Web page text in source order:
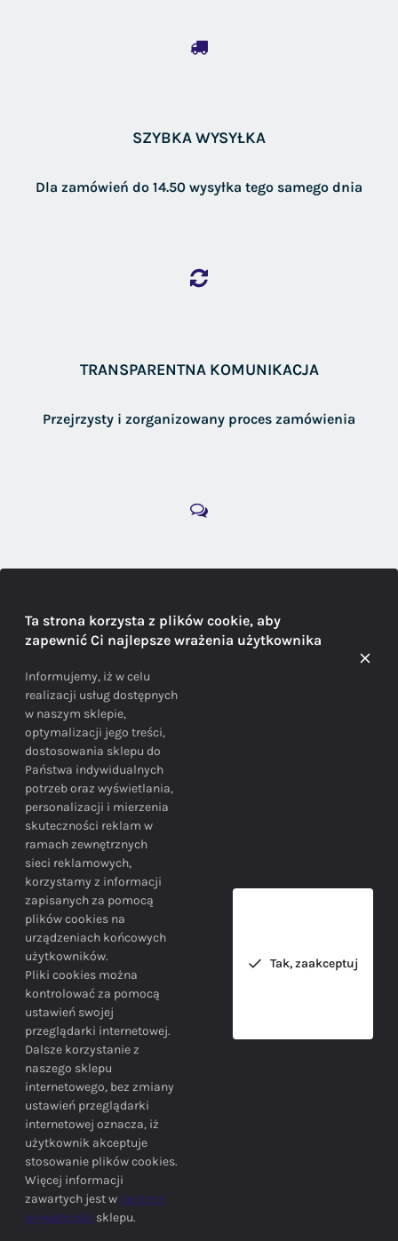
SZYBKA WYSYŁKA
Dla zamówień do 14.50 wysyłka tego samego dnia
TRANSPARENTNA KOMUNIKACJA
Przejrzysty i zorganizowany proces zamówienia
Doradzamy na każdym etapie zakupu
BEZPIECZEŃSTWO
Bezpieczne zakupy gwarantowane!
INFORMACJE
SIEDZIBA FIRMY
Ta strona korzysta z plików cookie, aby
zapewnić Ci najlepsze wrażenia użytkownika
Informujemy, iż w celu
realizacji usług dostępnych
w naszym sklepie,
optymalizacji jego treści,
dostosowania sklepu do
Państwa indywidualnych
potrzeb oraz wyświetlania,
personalizacji i mierzenia
skuteczności reklam w
ramach zewnętrznych
sieci reklamowych,
korzystamy z informacji
zapisanych za pomocą
plików cookies na
urządzeniach końcowych
użytkowników.
Pliki cookies można
kontrolować za pomocą
ustawień swojej
przeglądarki internetowej.
Dalsze korzystanie z
naszego sklepu
internetowego, bez zmiany
ustawień przeglądarki
internetowej oznacza, iż
użytkownik akceptuje
stosowanie plików cookies.
Więcej informacji
zawartych jest w polityce
prywatności sklepu.
Tak, zaakceptuj